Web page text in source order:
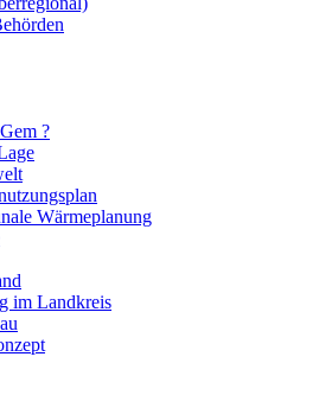
?
Wärmeplanung
im Landkreis